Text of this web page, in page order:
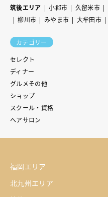
筑後エリア
小郡市 久留米市
柳川市
みやま市 大牟田市
カテゴリー
セレクト
ディナー
グルメその他
ショップ
スクール・資格
ヘアサロン
福岡エリア
北九州エリア